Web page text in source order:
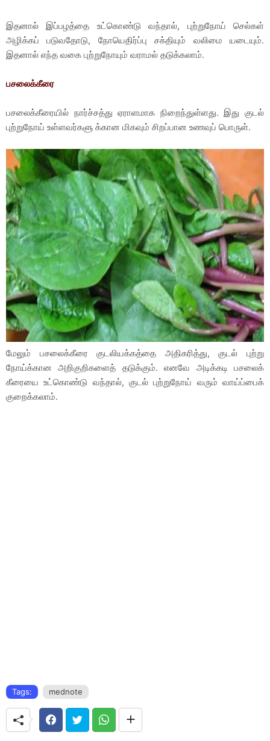
இதனால் இப்பழத்தை உட்கொண்டு வந்தால், புற்றுநோய் செல்கள்
அழிக்கப் படுவதோடு, நோயெதிர்ப்பு சக்தியும் வலிமை யடையும்.
இதனால் எந்த வகை புற்றுநோயும் வராமல் தடுக்கலாம்.
பசலைக்கீரை
பசலைக்கீரையில் நார்ச்சத்து ஏராளமாக நிறைந்துள்ளது. இது குடல்
புற்றுநோய் உள்ளவர்களு க்கான மிகவும் சிறப்பான உணவுப் பொருள்.
மேலும் பசலைக்கீரை குடலியக்கத்தை அதிகரித்து, குடல் புற்று
நோய்க்கான அறிகுறிகளைத் தடுக்கும். எனவே அடிக்கடி பசலைக்
கீரையை உட்கொண்டு வந்தால், குடல் புற்றுநோய் வரும் வாய்ப்பைக்
குறைக்கலாம்.
Tags: mednote